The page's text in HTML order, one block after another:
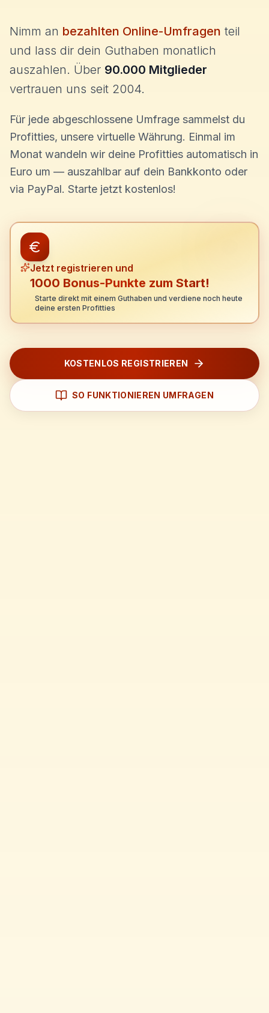
Nimm an bezahlten Online-Umfragen teil
und lass dir dein Guthaben monatlich
auszahlen. Über 90.000 Mitglieder
vertrauen uns seit 2004.
Für jede abgeschlossene Umfrage sammelst du
Profitties, unsere virtuelle Währung. Einmal im
Monat wandeln wir deine Profitties automatisch in
Euro um — auszahlbar auf dein Bankkonto oder
via PayPal. Starte jetzt kostenlos!
Jetzt registrieren und
1000 Bonus-Punkte zum Start!
Starte direkt mit einem Guthaben und verdiene noch heute
deine ersten Profitties
KOSTENLOS REGISTRIEREN
SO FUNKTIONIEREN UMFRAGEN